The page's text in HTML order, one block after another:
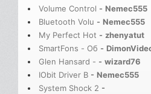
Volume Control - Nemec555
Bluetooth Volu - Nemec555
My Perfect Hot - zhenyatut
SmartFons - Об -
Glen Hansard - - wizard76
IObit Driver B - Nemec555
System Shock 2 -